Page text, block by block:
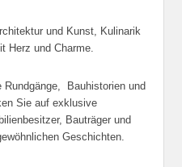
und Kunst, Kulinarik
Herz und Charme.
Bauhistorien und
Sie auf exklusive
Bauträger und
Geschichten.